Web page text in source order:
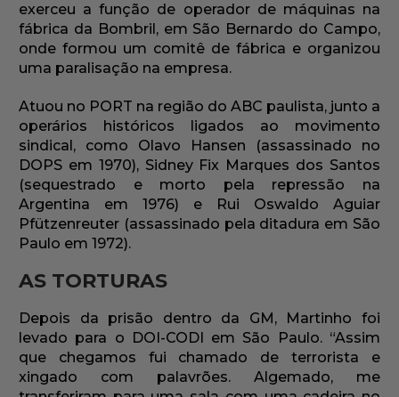
exerceu a função de operador de máquinas na
fábrica da Bombril, em São Bernardo do Campo,
onde formou um comitê de fábrica e organizou
uma paralisação na empresa.
Atuou no PORT na região do ABC paulista, junto a
operários históricos ligados ao movimento
sindical, como Olavo Hansen (assassinado no
DOPS em 1970), Sidney Fix Marques dos Santos
(sequestrado e morto pela repressão na
Argentina em 1976) e Rui Oswaldo Aguiar
Pfützenreuter (assassinado pela ditadura em São
Paulo em 1972).
AS TORTURAS
Depois da prisão dentro da GM, Martinho foi
levado para o DOI-CODI em São Paulo. “Assim
que chegamos fui chamado de terrorista e
xingado com palavrões. Algemado, me